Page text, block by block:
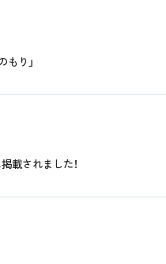
り」
載されました！